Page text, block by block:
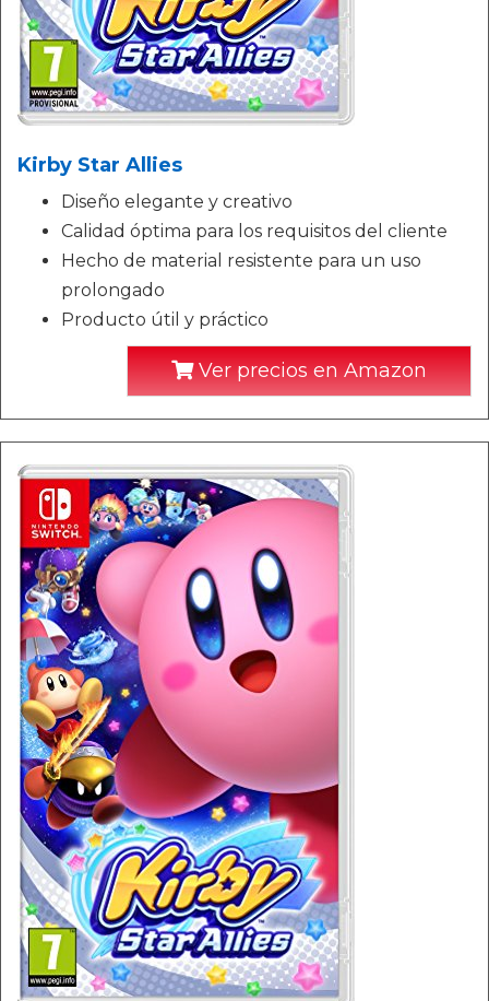
Kirby Star Allies
Diseño elegante y creativo
Calidad óptima para los requisitos del cliente
Hecho de material resistente para un uso
prolongado
Producto útil y práctico
Ver precios en Amazon